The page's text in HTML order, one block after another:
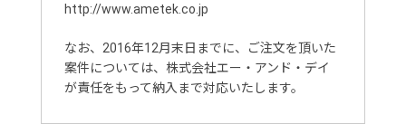
http://www.ametek.co.jp
なお、2016年12月末日までに、ご注文を頂いた
案件については、株式会社エー・アンド・デイ
が責任をもって納入まで対応いたします。